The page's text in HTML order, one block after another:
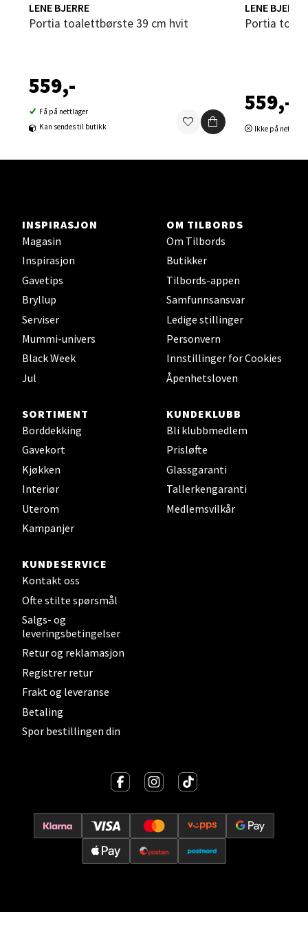
LENE BJERRE
Portia toalettbørste 39 cm hvit
559,-
Få på nettlager
Kan sendes til butikk
LENE BJERRE
Portia
559,-
Ikke på
INSPIRASJON
Magasin
Inspirasjon
Gavetips
Bryllup
Serviser
Mummi-univers
Black Week
Jul
OM TILBORDS
Om Tilbords
Butikker
Tilbords-appen
Samfunnsansvar
Ledige stillinger
Personvern
Innstillinger for Cookies
Åpenhetsloven
SORTIMENT
Borddekking
Gavekort
Kjøkken
Interiør
Uterom
Kampanjer
KUNDEKLUBB
Bli klubbmedlem
Prisløfte
Glassgaranti
Tallerkengaranti
Medlemsvilkår
KUNDESERVICE
Kontakt oss
Ofte stilte spørsmål
Salgs- og
leveringsbetingelser
Retur og reklamasjon
Registrer retur
Frakt og leveranse
Betaling
Spor bestillingen din
Sortland - Sortland Storsenter
0 i butikk
Velg
Sjøfartsgata 2, 7714 Steinkjer
Åpent i dag 10-20
Torgbakken 2, 5401 Stord
Åpent i dag 10-17
0 i butikk
Velg
Oslo - Thon Senter Storo
Vitaminveien 7 - 9, 0485 Oslo
Åpent i dag 10-21
0 i butikk
Lillehammer - Strandtorget
Åpent i dag 09-20
Velg
Strømmen - Thon Senter Strømmen